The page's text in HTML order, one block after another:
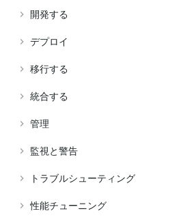
開発する
デプロイ
移行する
統合する
管理
監視と警告
トラブルシューティング
性能チューニング